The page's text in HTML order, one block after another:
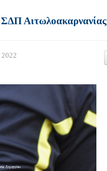
ΣΔΠ Αιτωλοακαρνανίας
2022